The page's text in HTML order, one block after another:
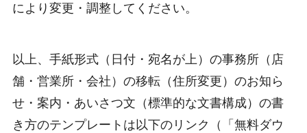
により変更・調整してください。
以上、手紙形式（日付・宛名が上）の事務所（店
舗・営業所・会社）の移転（住所変更）のお知ら
せ・案内・あいさつ文（標準的な文書構成）の書
き方のテンプレートは以下のリンク（「無料ダウ